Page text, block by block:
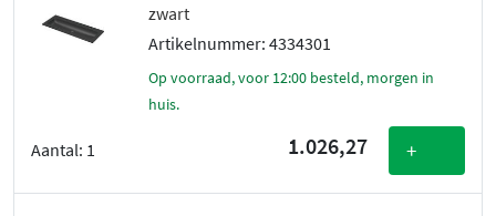
zwart
Artikelnummer: 4334301
Op voorraad, voor 12:00 besteld, morgen in
huis.
Aantal: 1 1.026,27 +